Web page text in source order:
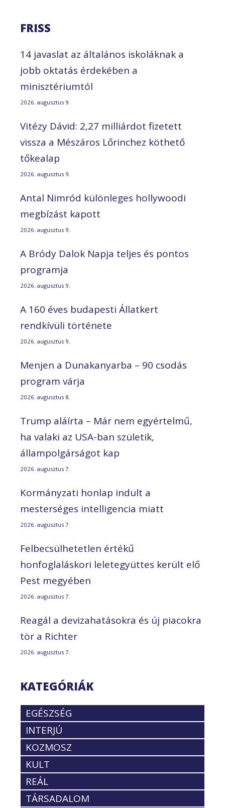
FRISS
14 javaslat az általános iskoláknak a
jobb oktatás érdekében a
minisztériumtól
2026. augusztus 9.
Vitézy Dávid: 2,27 milliárdot fizetett
vissza a Mészáros Lőrinchez köthető
tőkealap
2026. augusztus 9.
Antal Nimród különleges hollywoodi
megbízást kapott
2026. augusztus 9.
A Bródy Dalok Napja teljes és pontos
programja
2026. augusztus 9.
A 160 éves budapesti Állatkert
rendkívüli története
2026. augusztus 9.
Menjen a Dunakanyarba – 90 csodás
program várja
2026. augusztus 8.
Trump aláírta – Már nem egyértelmű,
ha valaki az USA-ban születik,
állampolgárságot kap
2026. augusztus 7.
Kormányzati honlap indult a
mesterséges intelligencia miatt
2026. augusztus 7.
Felbecsülhetetlen értékű
honfoglaláskori leletegyüttes került elő
Pest megyében
2026. augusztus 7.
Reagál a devizahatásokra és új piacokra
tör a Richter
2026. augusztus 7.
KATEGÓRIÁK
EGÉSZSÉG
INTERJÚ
KOZMOSZ
KULT
REÁL
TÁRSADALOM